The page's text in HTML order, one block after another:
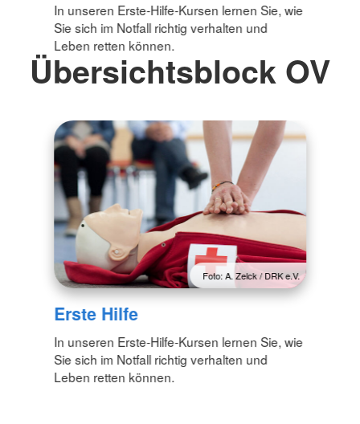
In unseren Erste-Hilfe-Kursen lernen Sie, wie
Sie sich im Notfall richtig verhalten und
Leben retten können.
Übersichtsblock OV
Foto: A. Zelck / DRK e.V.
Erste Hilfe
In unseren Erste-Hilfe-Kursen lernen Sie, wie
Sie sich im Notfall richtig verhalten und
Leben retten können.